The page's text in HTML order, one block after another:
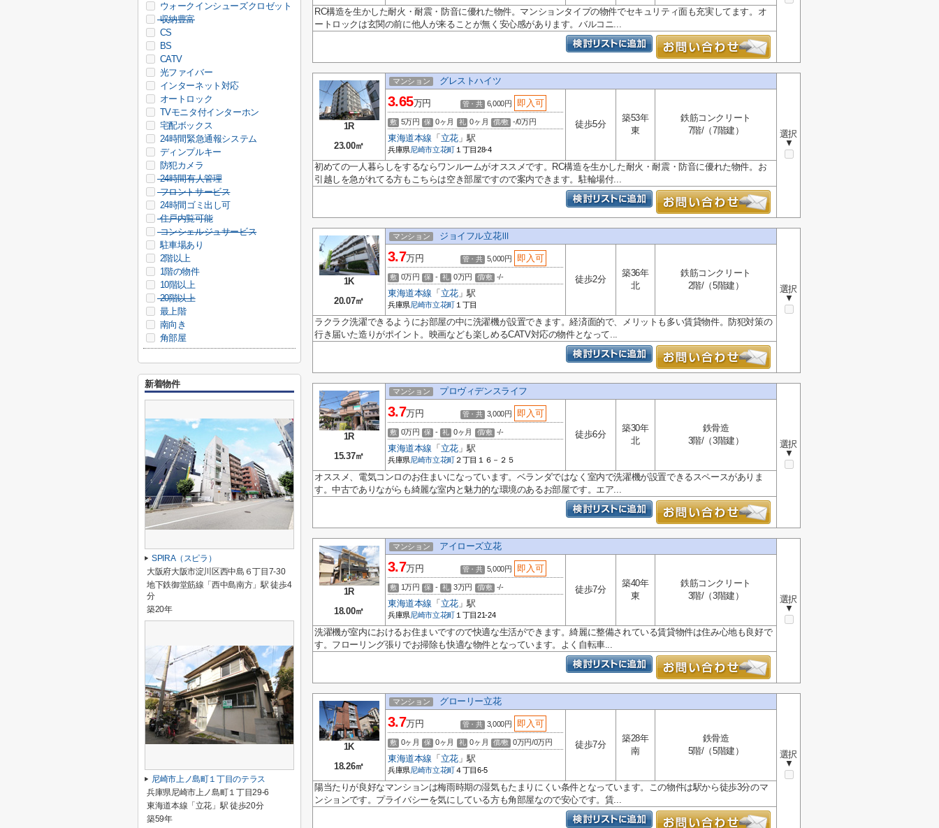
RC構造を生かした耐火・耐震・防音に優れた物件。マンションタイプの物件でセキュリティ面も充実してます。オ
ートロックは玄関の前に他人が来ることが無く安心感があります。バルコニ...
1R
23.00㎡
マンション グレストハイツ
選択
▼
3.65万円 管・共 6,000円 即入可
敷 5万円 保 0ヶ月 礼 0ヶ月 償/敷 -/0万円
東海道本線 「 立花」駅
兵庫県尼崎市立花町 １丁目28-4
徒歩5分
築53年
東
鉄筋コンクリート
7階/（7階建）
初めての一人暮らしをするならワンルームがオススメです。RC構造を生かした耐火・耐震・防音に優れた物件。お
引越しを急がれてる方もこちらは空き部屋ですので案内できます。駐輪場付...
1K
20.07㎡
マンション ジョイフル立花Ⅲ
選択
▼
3.7万円 管・共 5,000円 即入可
敷 0万円 保 - 礼 0万円 償/敷 -/-
東海道本線 「 立花」駅
兵庫県尼崎市立花町 １丁目
徒歩2分
築36年
北
鉄筋コンクリート
2階/（5階建）
ラクラク洗濯できるようにお部屋の中に洗濯機が設置できます。経済面的で、メリットも多い賃貸物件。防犯対策の
行き届いた造りがポイント。映画なども楽しめるCATV対応の物件となって...
1R
15.37㎡
マンション プロヴィデンスライフ
選択
▼
3.7万円 管・共 3,000円 即入可
敷 0万円 保 - 礼 0ヶ月 償/敷 -/-
東海道本線 「 立花」駅
兵庫県尼崎市立花町 ２丁目１６－２５
徒歩6分
築30年
北
鉄骨造
3階/（3階建）
オススメ、電気コンロのお住まいになっています。ベランダではなく室内で洗濯機が設置できるスペースがありま
す。中古でありながらも綺麗な室内と魅力的な環境のあるお部屋です。エア...
1R
18.00㎡
マンション アイローズ立花
選択
▼
3.7万円 管・共 5,000円 即入可
敷 1万円 保 - 礼 3万円 償/敷 -/-
東海道本線 「 立花」駅
兵庫県尼崎市立花町 １丁目21-24
徒歩7分
築40年
東
鉄筋コンクリート
3階/（3階建）
洗濯機が室内におけるお住まいですので快適な生活ができます。綺麗に整備されている賃貸物件は住み心地も良好で
す。フローリング張りでお掃除も快適な物件となっています。よく自転車...
1K
18.26㎡
マンション グローリー立花
選択
▼
3.7万円 管・共 3,000円 即入可
敷 0ヶ月 保 0ヶ月 礼 0ヶ月 償/敷 0万円/0万円
東海道本線 「 立花」駅
兵庫県尼崎市立花町 ４丁目6-5
徒歩7分
築28年
南
鉄骨造
5階/（5階建）
陽当たりが良好なマンションは梅雨時期の湿気もたまりにくい条件となっています。この物件は駅から徒歩3分のマ
ンションです。プライバシーを気にしている方も角部屋なので安心です。賃...
ウォークインシューズクロゼット
収納豊富
CS
BS
CATV
光ファイバー
インターネット対応
オートロック
TVモニタ付インターホン
宅配ボックス
24時間緊急通報システム
ディンプルキー
防犯カメラ
24時間有人管理
フロントサービス
24時間ゴミ出し可
住戸内覧可能
コンシェルジュサービス
駐車場あり
2階以上
1階の物件
10階以上
20階以上
最上階
南向き
角部屋
新着物件
SPIRA（スピラ）
大阪府大阪市淀川区西中島６丁目7-30
地下鉄御堂筋線「西中島南方」駅 徒歩4
分
築20年
尼崎市上ノ島町１丁目のテラス
兵庫県尼崎市上ノ島町１丁目29-6
東海道本線「立花」駅 徒歩20分
築59年